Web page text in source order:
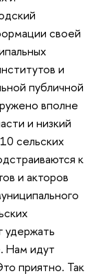
своей
и
публичной
вполне
и низкий
сельских
к
и акторов
удержать
Нам идут
приятно. Так